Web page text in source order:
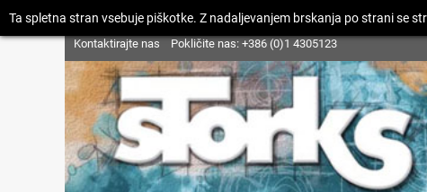
Kontaktirajte nas Pokličite nas: +386 (0)1 4305123
Ta spletna stran vsebuje piškotke. Z nadaljevanjem brskanja po strani se